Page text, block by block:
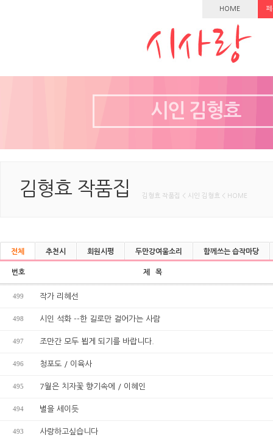
HOME
시인 김형효
김형효 작품집 김형효 작품집 < 시인 김형효 < HOME
전체 추천시 회원시평 두만강여울소리 함께쓰는 습작마당
번호 제 목
499 작가 리혜선
498 시인 석화 --한 길로만 걸어가는 사람
497 조만간 모두 뵙게 되기를 바랍니다.
496 청포도 / 이육사
495 7월은 치자꽃 향기속에 / 이혜인
494 별을 세이듯
493 사랑하고싶습니다